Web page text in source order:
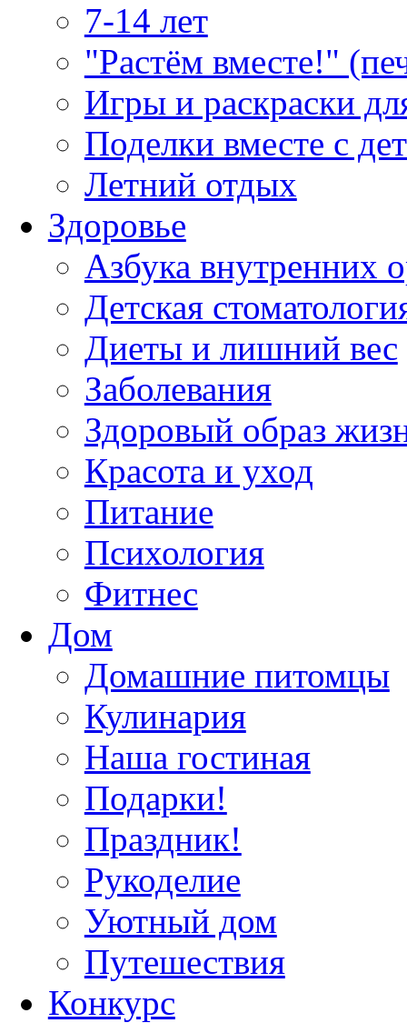
7-14 лет
"Растём вместе!"
Игры и раскраски
Поделки вместе с
Летний отдых
Здоровье
Азбука внутренних
Детская
Диеты и лишний вес
Заболевания
Здоровый образ
Красота и уход
Питание
Психология
Фитнес
Дом
Домашние питомцы
Кулинария
Наша гостиная
Подарки!
Праздник!
Рукоделие
Уютный дом
Путешествия
Конкурс